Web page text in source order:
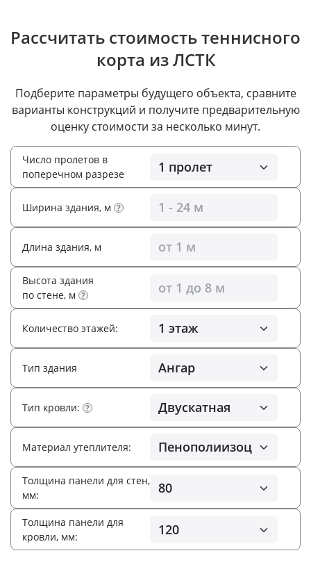
Рассчитать стоимость теннисного
корта из ЛСТК
Подберите параметры будущего объекта, сравните
варианты конструкций и получите предварительную
оценку стоимости за несколько минут.
Число пролетов в
поперечном разрезе
Тип здания
Ширина здания, м ?
Тип кровли: ?
Длина здания, м
Материал утеплителя:
Высота здания
по стене, м ?
Толщина панели для стен,
мм:
Количество этажей:
Толщина панели для
кровли, мм: